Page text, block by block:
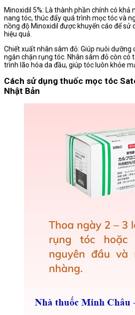
Minoxidil 5%: Là thành phần chính có khả
nang tóc, thúc đẩy quá trình mọc tóc và
nồng độ Minoxidil được khuyến cáo để sử
hiệu quả.
Chiết xuất nhân sâm đỏ: Giúp nuôi dưỡng
ngăn chặn rụng tóc. Nhân sâm đỏ còn có
trình lão hóa da đầu, giúp tóc luôn khỏe
Cách sử dụng thuốc mọc tóc
Nhật Bản